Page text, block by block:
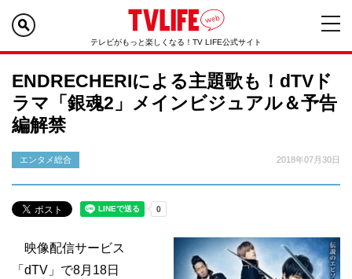
テレビがもっと楽しくなる！TV LIFE公式サイト
ENDRECHERIによる主題歌も！dTVド
ラマ「銀魂2」メインビジュアル＆予告
編解禁
エンタメ総合 2018年07月30日
映像配信サービス
「dTV」で8月18日